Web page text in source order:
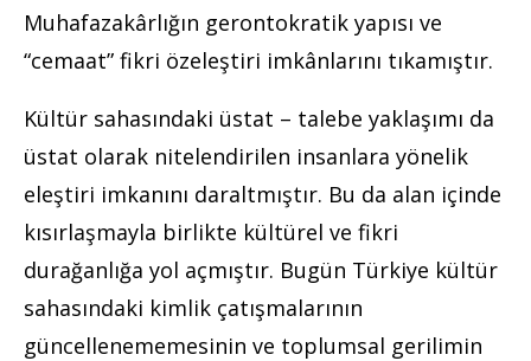
Muhafazakârlığın gerontokratik yapısı ve
“cemaat” fikri özeleştiri imkânlarını tıkamıştır.
Kültür sahasındaki üstat – talebe yaklaşımı da
üstat olarak nitelendirilen insanlara yönelik
eleştiri imkanını daraltmıştır. Bu da alan içinde
kısırlaşmayla birlikte kültürel ve fikri
durağanlığa yol açmıştır. Bugün Türkiye kültür
sahasındaki kimlik çatışmalarının
güncellenememesinin ve toplumsal gerilimin